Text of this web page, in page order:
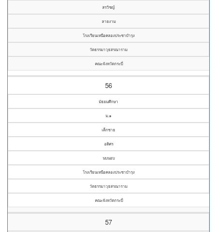
สรวิชญ์
ลายงาม
โรงเรียนเหนือคลองประชาบำรุง
วัดธรรมาวุธสรณาราม
คณะจังหวัดกระบี่
56
มัธยมศึกษา
ม.๑
เด็กชาย
อดิศร
นบนอบ
โรงเรียนเหนือคลองประชาบำรุง
วัดธรรมาวุธสรณาราม
คณะจังหวัดกระบี่
57